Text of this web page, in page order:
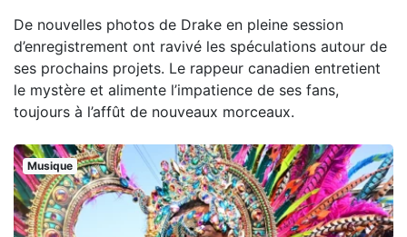
De nouvelles photos de Drake en pleine session
d’enregistrement ont ravivé les spéculations autour de
ses prochains projets. Le rappeur canadien entretient
le mystère et alimente l’impatience de ses fans,
toujours à l’affût de nouveaux morceaux.
Musique